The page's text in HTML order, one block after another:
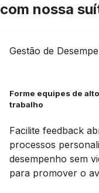
com nossa
Gestão de
Forme equipes de
trabalho
Facilite feedback
processos
desempenho sem
para promover o